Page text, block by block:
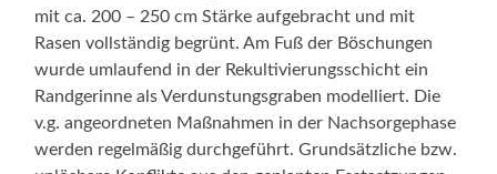
mit ca. 200 – 250 cm Stärke aufgebracht und mit
Rasen vollständig begrünt. Am Fuß der Böschungen
wurde umlaufend in der Rekultivierungsschicht ein
Randgerinne als Verdunstungsgraben modelliert. Die
v.g. angeordneten Maßnahmen in der Nachsorgephase
werden regelmäßig durchgeführt. Grundsätzliche bzw.